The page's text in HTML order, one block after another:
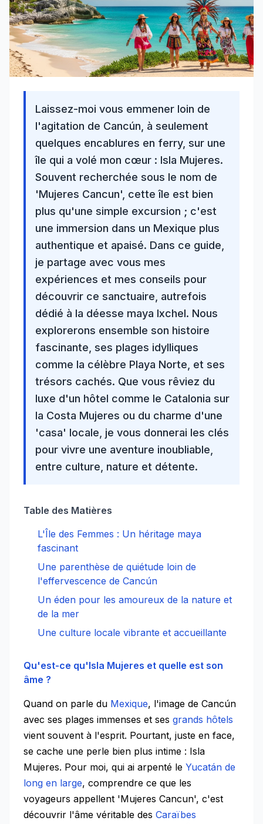
Laissez-moi vous emmener loin de
l'agitation de Cancún, à seulement
quelques encablures en ferry, sur une
île qui a volé mon cœur : Isla Mujeres.
Souvent recherchée sous le nom de
'Mujeres Cancun', cette île est bien
plus qu'une simple excursion ; c'est
une immersion dans un Mexique plus
authentique et apaisé. Dans ce guide,
je partage avec vous mes
expériences et mes conseils pour
découvrir ce sanctuaire, autrefois
dédié à la déesse maya Ixchel. Nous
explorerons ensemble son histoire
fascinante, ses plages idylliques
comme la célèbre Playa Norte, et ses
trésors cachés. Que vous rêviez du
luxe d'un hôtel comme le Catalonia sur
la Costa Mujeres ou du charme d'une
'casa' locale, je vous donnerai les clés
pour vivre une aventure inoubliable
entre culture, nature et détente.
Table des Matières
L'Île des Femmes : Un héritage maya
fascinant
Une parenthèse de quiétude loin de
l'effervescence de Cancún
Un éden pour les amoureux de la nature et
de la mer
Une culture locale vibrante et accueillante
Qu'est-ce qu'Isla Mujeres et quelle est son
âme ?
Quand on parle du Mexique, l'image de Cancún
avec ses plages immenses et ses grands hôtels
vient souvent à l'esprit. Pourtant, juste en face,
se cache une perle bien plus intime : Isla
Mujeres. Pour moi, qui ai arpenté le Yucatán de
long en large, comprendre ce que les
voyageurs appellent 'Mujeres Cancun', c'est
découvrir l'âme véritable des Caraïbes